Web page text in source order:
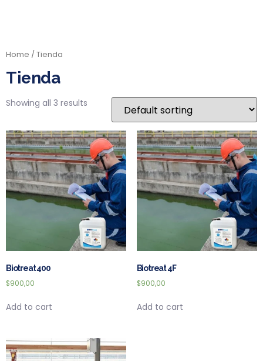
Home / Tienda
Tienda
Showing all 3 results
Biotreat 400
$900,00
Add to cart
Biotreat 4F
$900,00
Add to cart